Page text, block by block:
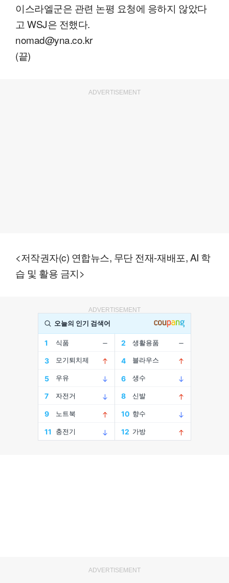
이스라엘군은 관련 논평 요청에 응하지 않았다
고 WSJ은 전했다.
nomad@yna.co.kr
(끝)
ADVERTISEMENT
<저작권자(c) 연합뉴스, 무단 전재-재배포, AI 학
습 및 활용 금지>
ADVERTISEMENT
ADVERTISEMENT